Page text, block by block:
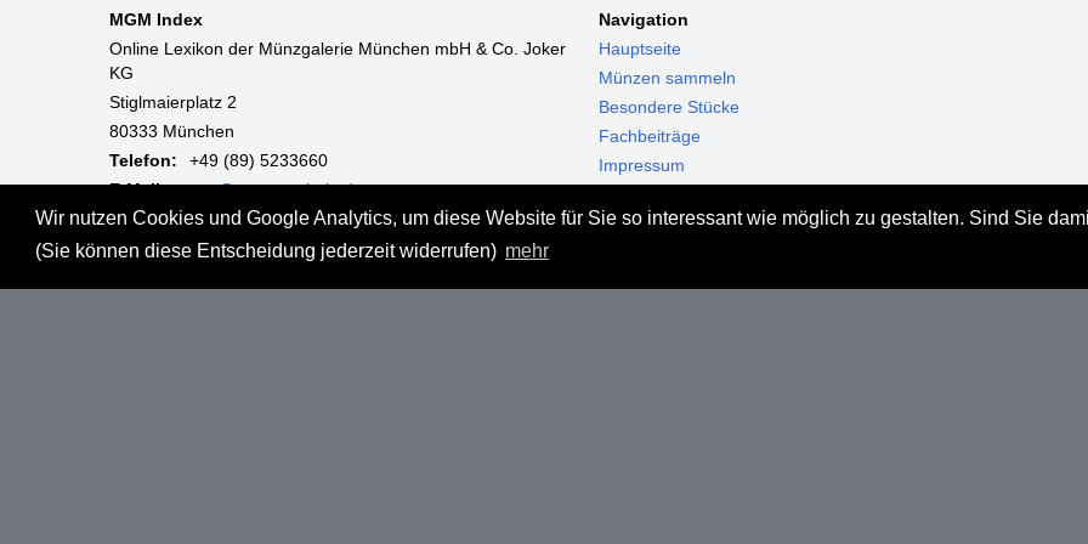
Wir nutzen Cookies und Google Analytics, um diese Website für Sie so interessant wie möglich zu gestalten. Sind Sie
(Sie können diese Entscheidung jederzeit widerrufen) mehr
MGM Index
Online Lexikon der Münzgalerie München mbH & Co. Joker
KG
Stiglmaierplatz 2
80333 München
Telefon:
+49 (89) 5233660
E-Mail:
mgm@muenzgalerie.de
Mo-Fr:
9:00 - 18:00 Uhr
Navigation
Hauptseite
Münzen sammeln
Besondere Stücke
Fachbeiträge
Impressum
Haftungsausschluss